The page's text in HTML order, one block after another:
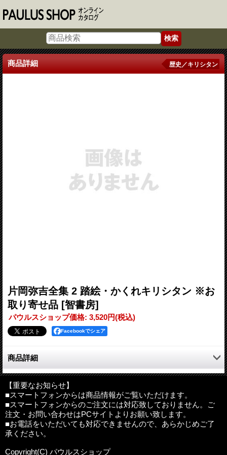
商品詳細 歴史／キリシタン
片岡弥吉全集 2 踏絵・かくれキリシタン ※お
取り寄せ品 [智書房]
パウルスショップ価格: 3,520円(税込)
Facebookでシェア
商品詳細
徳川幕府の二五〇年におよぶキリシタン弾圧―良心の虐殺ともい
える絵踏みを強いられた人々を描いた「踏絵」。仏教をかくれみ
のに信仰を伝承した人々、なかでも一八七三年のキリシタン禁令
の撤廃後もなお、潜伏を続けた「かくれキリシタン」。キリシタ
ンを根絶やしにした大村藩「郡崩れ」類族帳。片岡弥吉自身が収
録し昭和四八年に発表した当時まだ残っていたオラショ。それら
全てを収録
【重要なお知らせ】
■スマートフォンからは商品情報がご覧いただけます。
■スマートフォンからのご注文には対応致しておりません。ご
注文・お問い合わせはPCサイトよりお願い致します。
■お電話をいただいても対応できませんので、あらかじめご了
承ください。
Copyright(C) パウルスショップ